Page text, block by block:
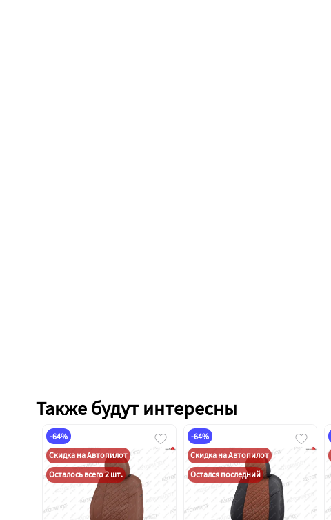
Также будут интересны
-64%
Скидка на Автопилот
Осталось всего 2 шт.
-64%
Скидка на Автопилот
Остался последний